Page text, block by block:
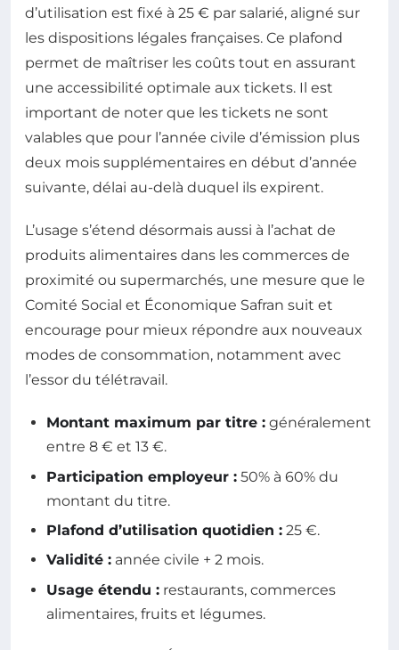
d’utilisation est fixé à 25 € par salarié, aligné sur
les dispositions légales françaises. Ce plafond
permet de maîtriser les coûts tout en assurant
une accessibilité optimale aux tickets. Il est
important de noter que les tickets ne sont
valables que pour l’année civile d’émission plus
deux mois supplémentaires en début d’année
suivante, délai au-delà duquel ils expirent.
L’usage s’étend désormais aussi à l’achat de
produits alimentaires dans les commerces de
proximité ou supermarchés, une mesure que le
Comité Social et Économique Safran suit et
encourage pour mieux répondre aux nouveaux
modes de consommation, notamment avec
l’essor du télétravail.
Montant maximum par titre : généralement
entre 8 € et 13 €.
Participation employeur : 50% à 60% du
montant du titre.
Plafond d’utilisation quotidien : 25 €.
Validité : année civile + 2 mois.
Usage étendu : restaurants, commerces
alimentaires, fruits et légumes.